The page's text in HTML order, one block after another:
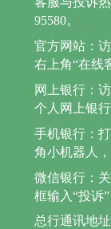
95580。
官方网站：
右上角“在线
网上银行：
个人网上银
手机银行：
角小机器人
微信银行：
框输入“投诉
总行通讯地